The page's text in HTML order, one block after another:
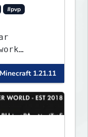
#pvp
Minecraft 1.21.11